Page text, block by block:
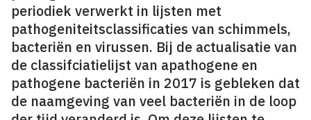
periodiek verwerkt in lijsten met
pathogeniteitsclassificaties van schimmels,
bacteriën en virussen. Bij de actualisatie van
de classifciatielijst van apathogene en
pathogene bacteriën in 2017 is gebleken dat
de naamgeving van veel bacteriën in de loop